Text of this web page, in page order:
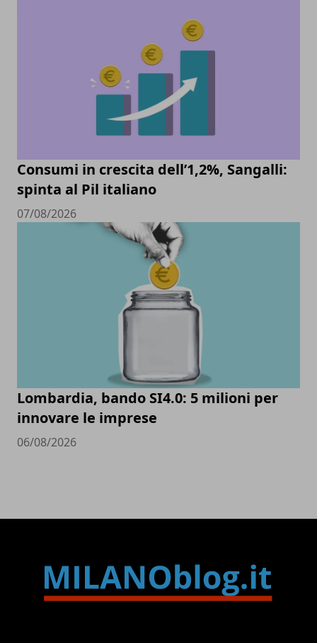
Consumi in crescita dell’1,2%, Sangalli:
spinta al Pil italiano
07/08/2026
Lombardia, bando SI4.0: 5 milioni per
innovare le imprese
06/08/2026